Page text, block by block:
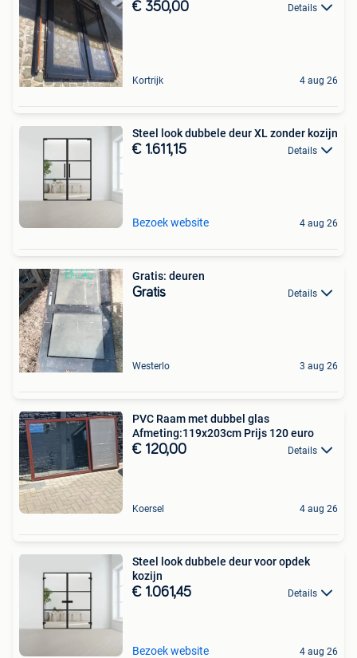
€ 350,00 Details
Kortrijk 4 aug 26
Steel look dubbele deur XL zonder kozijn
€ 1.611,15 Details
Bezoek website 4 aug 26
Gratis: deuren
Gratis Details
Westerlo 3 aug 26
PVC Raam met dubbel glas
Afmeting:119x203cm Prijs 120 euro
€ 120,00 Details
Koersel 4 aug 26
Steel look dubbele deur voor opdek
kozijn
€ 1.061,45 Details
Bezoek website 4 aug 26